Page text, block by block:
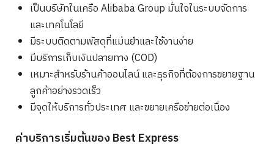
เป็นบริษัทในเครือ Alibaba Group มั่นใจในระบบจัดการ
และเทคโนโลยี
มีระบบติดตามพัสดุที่แม่นยำและใช้งานง่าย
มีบริการเก็บเงินปลายทาง (COD)
เหมาะสำหรับร้านค้าออนไลน์ และธุรกิจที่ต้องการขยายฐาน
ลูกค้าอย่างรวดเร็ว
มีจุดให้บริการทั่วประเทศ และขยายเครือข่ายต่อเนื่อง
ค่าบริการเริ่มต้นของ Best Express